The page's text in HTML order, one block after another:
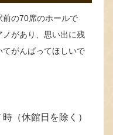
の70席のホールで
があり、思い出に残
がんばってほしいで
（休館日を除く）